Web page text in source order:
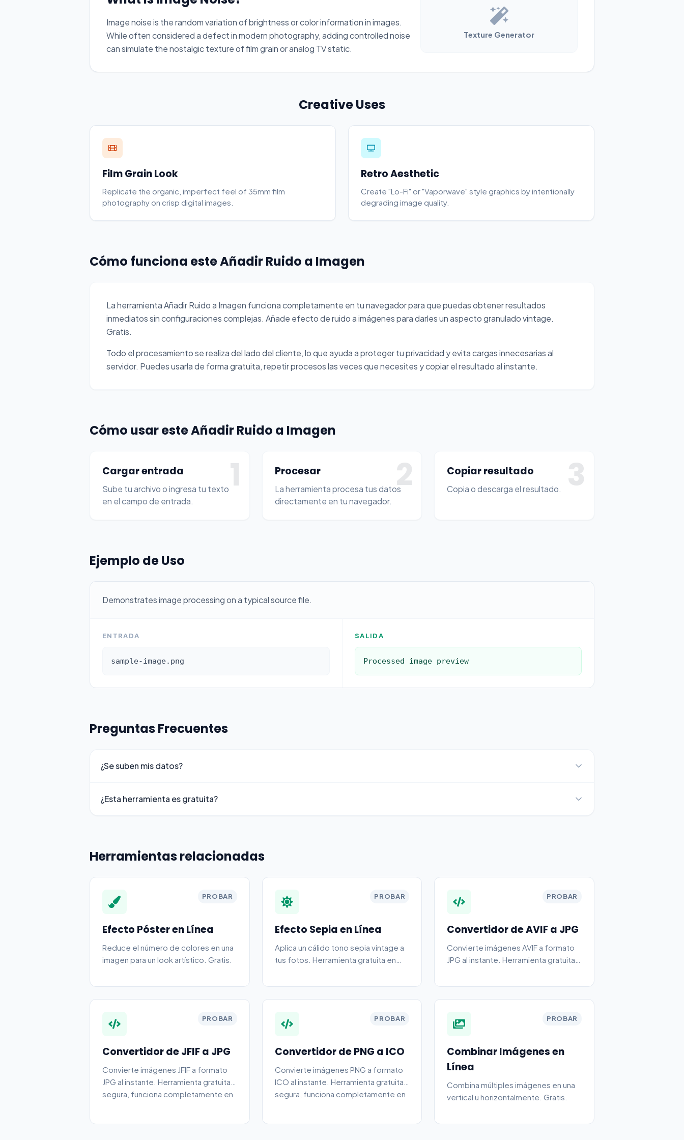
Image noise is the random variation of brightness or color information in images.
While often considered a defect in modern photography, adding controlled noise
can simulate the nostalgic texture of film grain or analog TV static.
Texture Generator
Creative Uses
Film Grain Look
Replicate the organic, imperfect feel of 35mm film
photography on crisp digital images.
Retro Aesthetic
Create "Lo-Fi" or "Vaporwave" style graphics by intentionally
degrading image quality.
Cómo funciona este Añadir Ruido a Imagen
La herramienta Añadir Ruido a Imagen funciona completamente en tu navegador para que puedas obtener resultados
inmediatos sin configuraciones complejas. Añade efecto de ruido a imágenes para darles un aspecto granulado vintage.
Gratis.
Todo el procesamiento se realiza del lado del cliente, lo que ayuda a proteger tu privacidad y evita cargas innecesarias al
servidor. Puedes usarla de forma gratuita, repetir procesos las veces que necesites y copiar el resultado al instante.
Cómo usar este Añadir Ruido a Imagen
1
Cargar entrada
Sube tu archivo o ingresa tu texto
en el campo de entrada.
2
Procesar
La herramienta procesa tus datos
directamente en tu navegador.
3
Copiar resultado
Copia o descarga el resultado.
Ejemplo de Uso
Demonstrates image processing on a typical source file.
ENTRADA
sample-image.png
SALIDA
Processed image preview
Preguntas Frecuentes
¿Se suben mis datos?
¿Esta herramienta es gratuita?
Herramientas relacionadas
PROBAR
Efecto Póster en Línea
Reduce el número de colores en una
imagen para un look artístico. Gratis.
PROBAR
Efecto Sepia en Línea
Aplica un cálido tono sepia vintage a
tus fotos. Herramienta gratuita en
PROBAR
Convertidor de AVIF a JPG
Convierte imágenes AVIF a formato
JPG al instante. Herramienta gratuita y
PROBAR
Convertidor de JFIF a JPG
Convierte imágenes JFIF a formato
JPG al instante. Herramienta gratuita y
segura, funciona completamente en
PROBAR
Convertidor de PNG a ICO
Convierte imágenes PNG a formato
ICO al instante. Herramienta gratuita y
segura, funciona completamente en
PROBAR
Combinar Imágenes en
Línea
Combina múltiples imágenes en una
vertical u horizontalmente. Gratis.